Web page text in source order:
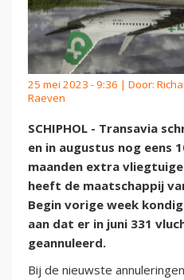
25 mei 2023 - 9:36 | Door:
Raeven
SCHIPHOL - Transavia
en in augustus nog eens
maanden extra
heeft de maatschappij
Begin vorige week
aan dat er in juni 331
geannuleerd.
Bij de nieuwste